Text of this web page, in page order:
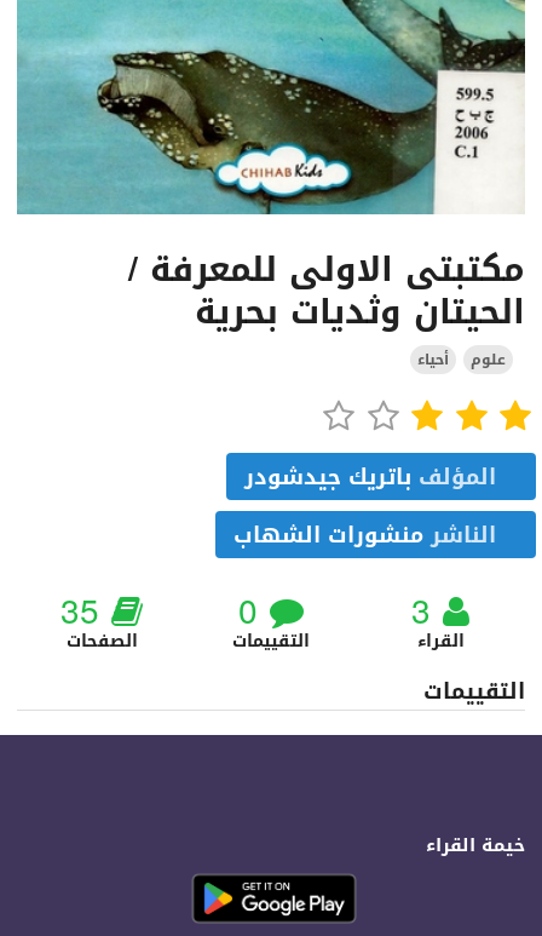
مكتبتى الاولى للمعرفة /
الحيتان وثديات بحرية
علوم أحياء
المؤلف باتريك جيدشودر
الناشرمنشورات الشهاب
القراء 0
التقييمات 35
الصفحات
التقييمات
خيمة القراء